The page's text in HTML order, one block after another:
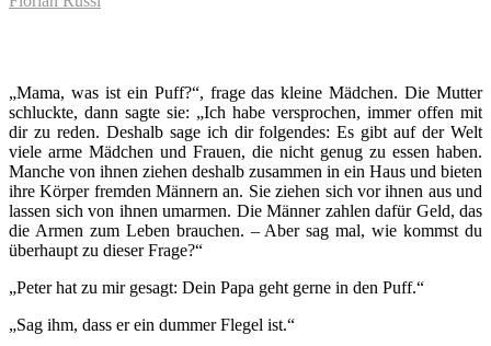
„Mama, was ist ein Puff?“, frage das kleine Mädchen. Die Mutter
schluckte, dann sagte sie: „Ich habe versprochen, immer offen mit
dir zu reden. Deshalb sage ich dir folgendes: Es gibt auf der Welt
viele arme Mädchen und Frauen, die nicht genug zu essen haben.
Manche von ihnen ziehen deshalb zusammen in ein Haus und bieten
ihre Körper fremden Männern an. Sie ziehen sich vor ihnen aus und
lassen sich von ihnen umarmen. Die Männer zahlen dafür Geld, das
die Armen zum Leben brauchen. – Aber sag mal, wie kommst du
überhaupt zu dieser Frage?“
„Peter hat zu mir gesagt: Dein Papa geht gerne in den Puff.“
„Sag ihm, dass er ein dummer Flegel ist.“